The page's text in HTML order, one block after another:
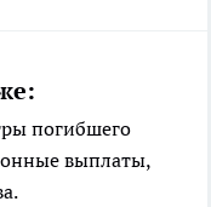
погибшего
выплаты,